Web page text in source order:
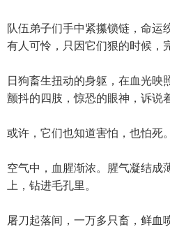
队伍弟子们手中紧攥锁链，命运
有人可怜，只因它们狠的时候，
日狗畜生扭动的身躯，在血光映
颤抖的四肢，惊恐的眼神，诉说
或许，它们也知道害怕，也怕死。
空气中，血腥渐浓。腥气凝结成
上，钻进毛孔里。
屠刀起落间，一万多只畜，鲜血